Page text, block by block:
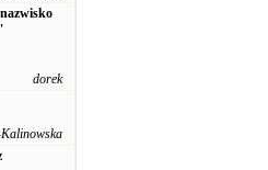
dorek
Kalinowska